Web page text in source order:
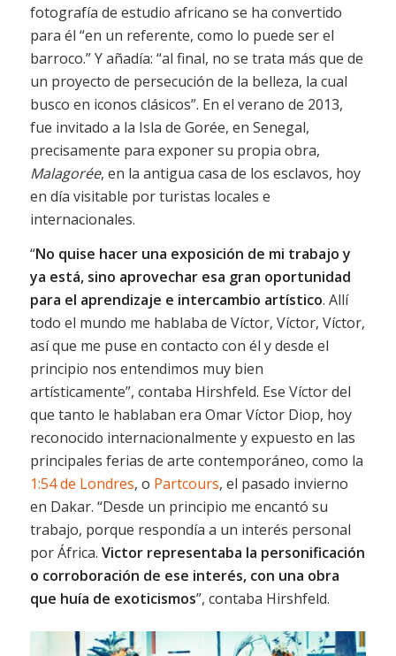
fotografía de estudio africano se ha convertido
para él “en un referente, como lo puede ser el
barroco.” Y añadía: “al final, no se trata más que de
un proyecto de persecución de la belleza, la cual
busco en iconos clásicos”. En el verano de 2013,
fue invitado a la Isla de Gorée, en Senegal,
precisamente para exponer su propia obra,
Malagorée, en la antigua casa de los esclavos, hoy
en día visitable por turistas locales e
internacionales.
“No quise hacer una exposición de mi trabajo y
ya está, sino aprovechar esa gran oportunidad
para el aprendizaje e intercambio artístico. Allí
todo el mundo me hablaba de Víctor, Víctor, Víctor,
así que me puse en contacto con él y desde el
principio nos entendimos muy bien
artísticamente”, contaba Hirshfeld. Ese Víctor del
que tanto le hablaban era Omar Víctor Diop, hoy
reconocido internacionalmente y expuesto en las
principales ferias de arte contemporáneo, como la
1:54 de Londres, o Partcours, el pasado invierno
en Dakar. “Desde un principio me encantó su
trabajo, porque respondía a un interés personal
por África. Victor representaba la personificación
o corroboración de ese interés, con una obra
que huía de exoticismos”, contaba Hirshfeld.